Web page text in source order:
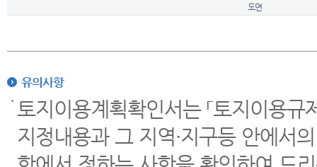
도면
유의사항
토지이용계획확인서는 「토지이용
지정내용과 그 지역·지구등 안에서